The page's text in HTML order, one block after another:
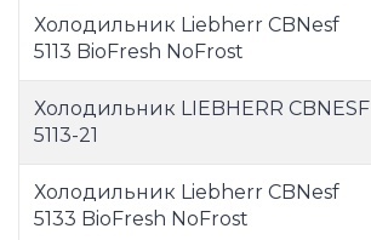
Холодильник Liebherr CBNesf
5113 BioFresh NoFrost
Холодильник LIEBHERR CBNESF
5113-21
Холодильник Liebherr CBNesf
5133 BioFresh NoFrost